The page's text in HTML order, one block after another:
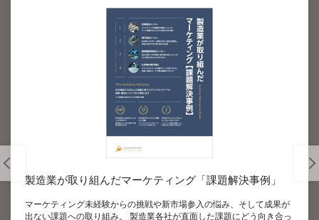
製造業が取り組んだマーケティング「課題解決事例」
マーケティング未経験からの挑戦や新市場参入の悩み、そして成果が
出ない課題への取り組み。 製造業各社が直面した課題にどう向き合っ